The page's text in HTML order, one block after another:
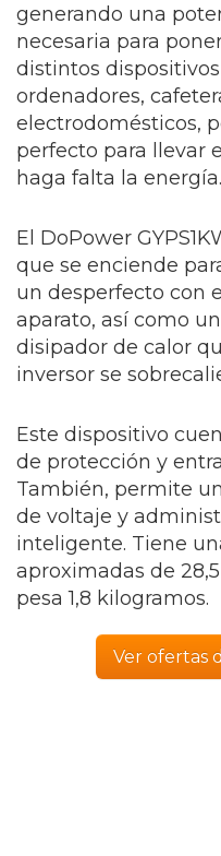
generando una
necesaria para
distintos
ordenadores,
electrodomésticos,
perfecto para llevar
haga falta la energía.
El DoPower
que se enciende
un desperfecto con
aparato, así como
disipador de calor
inversor se
Este dispositivo
de protección y
También, permite
de voltaje y
inteligente. Tiene
aproximadas de
pesa 1,8 kilogramos.
Ver ofertas